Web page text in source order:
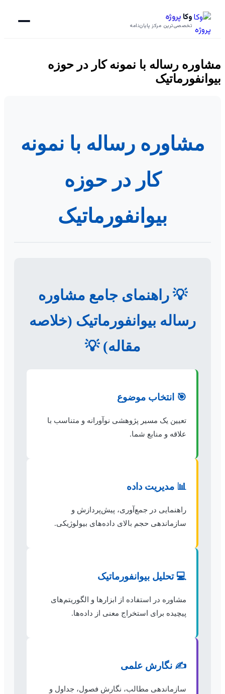
وکا پروژه
تخصصی‌ترین مرکز پایان‌نامه
مشاوره رساله با نمونه کار در حوزه
بیوانفورماتیک
مشاوره رساله با نمونه
کار در حوزه
بیوانفورماتیک
💡 راهنمای جامع مشاوره
رساله بیوانفورماتیک (خلاصه
مقاله) 💡
🎯 انتخاب موضوع
تعیین یک مسیر پژوهشی نوآورانه و متناسب با
علاقه و منابع شما.
📊 مدیریت داده
راهنمایی در جمع‌آوری، پیش‌پردازش و
سازماندهی حجم بالای داده‌های بیولوژیکی.
💻 تحلیل بیوانفورماتیک
مشاوره در استفاده از ابزارها و الگوریتم‌های
پیچیده برای استخراج معنی از داده‌ها.
✍️ نگارش علمی
سازماندهی مطالب، نگارش فصول، جداول و